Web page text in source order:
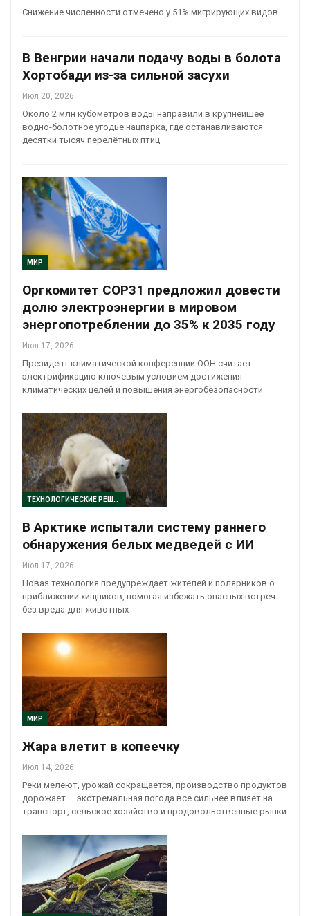
Снижение численности отмечено у 51% мигрирующих видов
В Венгрии начали подачу воды в болота
Хортобади из-за сильной засухи
Июл 20, 2026
Около 2 млн кубометров воды направили в крупнейшее
водно-болотное угодье нацпарка, где останавливаются
десятки тысяч перелётных птиц
МИР
Оргкомитет COP31 предложил довести
долю электроэнергии в мировом
энергопотреблении до 35% к 2035 году
Июл 17, 2026
Президент климатической конференции ООН считает
электрификацию ключевым условием достижения
климатических целей и повышения энергобезопасности
ТЕХНОЛОГИЧЕСКИЕ РЕШЕНИЯ
В Арктике испытали систему раннего
обнаружения белых медведей с ИИ
Июл 17, 2026
Новая технология предупреждает жителей и полярников о
приближении хищников, помогая избежать опасных встреч
без вреда для животных
МИР
Жара влетит в копеечку
Июл 14, 2026
Реки мелеют, урожай сокращается, производство продуктов
дорожает — экстремальная погода все сильнее влияет на
транспорт, сельское хозяйство и продовольственные рынки